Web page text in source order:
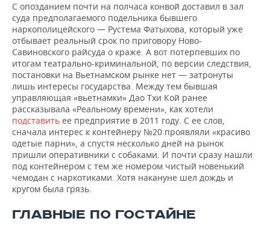
С опозданием почти на полчаса конвой доставил в зал
суда предполагаемого подельника бывшего
наркополицейского — Рустема Фатыхова, который уже
отбывает реальный срок по приговору Ново-
Савиновского райсуда о краже. А вот потерпевших по
итогам театрально-криминальной, по версии следствия,
постановки на Вьетнамском рынке нет — затронуты
лишь интересы государства. Между тем бывшая
управляющая «вьетнамки» Дао Тхи Кой ранее
рассказывала «Реальному времени», как хотели
подставить ее предприятие в 2011 году. С ее слов,
сначала интерес к контейнеру №20 проявляли «красиво
одетые парни», а спустя несколько дней на рынок
пришли оперативники с собаками. И почти сразу нашли
под контейнером с тем же номером чистый новенький
чемодан с наркотиками. Хотя накануне шел дождь и
кругом была грязь.
ГЛАВНЫЕ ПО ГОСТАЙНЕ